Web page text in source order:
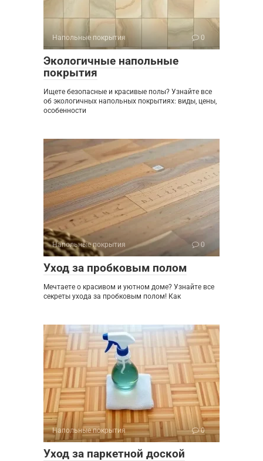
Напольные покрытия 0
Экологичные напольные
покрытия
Ищете безопасные и красивые полы? Узнайте все
об экологичных напольных покрытиях: виды, цены,
особенности
Напольные покрытия 0
Уход за пробковым полом
Мечтаете о красивом и уютном доме? Узнайте все
секреты ухода за пробковым полом! Как
Напольные покрытия 0
Уход за паркетной доской